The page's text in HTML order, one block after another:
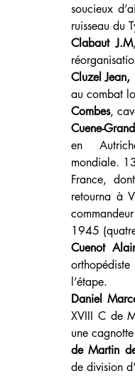
soucieux
ruisseau du
Clabaut J.M
Cluzel Jean,
au combat
Combes,
Cuene-
en
mondiale.
France,
retourna à
1945
Cuenot
l’étape.
Daniel
XVIII C de
une
de Martin
de division